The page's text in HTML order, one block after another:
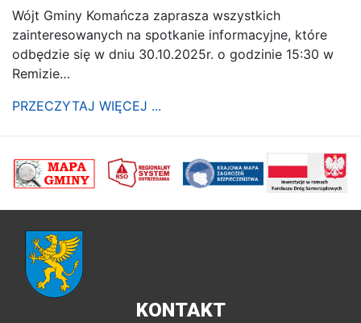
Wójt Gminy Komańcza zaprasza wszystkich
zainteresowanych na spotkanie informacyjne, które
odbędzie się w dniu 30.10.2025r. o godzinie 15:30 w
Remizie…
PRZECZYTAJ WIĘCEJ ...
poprzednii
KONTAKT